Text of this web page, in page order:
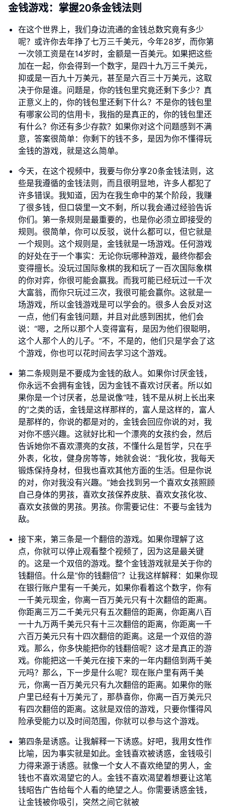
金钱游戏：掌握20条金钱法则
在这个世界上，我们身边流通的金钱总数究竟有多少
呢？或许你去年挣了七万三千美元，今年28岁，而你第
一次领工资是在14岁时，金额是一百美元。如果把这些
加在一起，你会得到一个数字，是四十九万三千美元，
抑或是一百九十万美元，甚至是六百三十万美元，这取
决于你是谁。问题是，你的钱包里究竟还剩下多少？真
正意义上的，你的钱包里还剩下什么？不是你的钱包里
有哪家公司的信用卡，我指的是真正的，你的钱包里还
有什么？你还有多少存款？如果你对这个问题感到不满
意，答案很简单：你剩下的钱不多，是因为你不懂得玩
金钱的游戏，就是这么简单。
今天，在这个视频中，我要与你分享20条金钱法则，这
些是我遵循的金钱法则，而且很明显地，许多人都犯了
许多错误。我知道，因为在我生命中的某个阶段，我赚
了很多钱，但口袋里一文不剩，所以我会通过经验告诉
你们。第一条规则是最重要的，也是你必须立即接受的
规则。很简单，你可以反驳，说什么都可以，但它就是
一个规则。这个规则是，金钱就是一场游戏。任何游戏
的好处在于一个事实：无论你玩哪种游戏，最终你都会
变得擅长。没玩过国际象棋的我和玩了一百次国际象棋
的你对弈，你很可能会赢我。而我可能已经玩过一千次
大富翁，而你只玩过三次，我很可能会赢你。这就是一
场游戏，所以金钱游戏是可以学会的。很多人会反对这
一点，他们有金钱问题，并且对此感到困扰，他们会
说：“嗯，之所以那个人变得富有，是因为他们很聪明，
这个人那个人的儿子。”不，不是的，他们只是学会了这
个游戏，你也可以花时间去学习这个游戏。
第二条规则是不要成为金钱的敌人。如果你讨厌金钱，
你永远不会拥有金钱，因为金钱不喜欢讨厌者。所以如
果你是一个讨厌者，总是说像“哇，钱不是从树上长出来
的”之类的话，金钱是这样那样的，富人是这样的，富人
是那样的，你说的都是对的，金钱会回应你说的对，我
对你不感兴趣。这就好比和一个漂亮的女孩约会，然后
告诉她你不喜欢漂亮的女孩，不懂什么是哲学，只在乎
外表，化妆，健身房等等，她就会说：“我化妆，我每天
锻炼保持身材，但我也喜欢其他方面的生活。但是你说
的对，你对我没有兴趣。”她会找到另一个喜欢女孩照顾
自己身体的男孩，喜欢女孩保养皮肤、喜欢女孩化妆、
喜欢女孩做的男孩。男孩。你需要记住：不要与金钱为
敌。
接下来，第三条是一个翻倍的游戏。如果你理解了这
点，你就可以停止观看整个视频了，因为这是最关键
的。这是一个双倍的游戏。整个金钱游戏就是关于你的
钱翻倍。什么是“你的钱翻倍”？让我这样解释：如果你现
在银行账户里有一千美元，如果你看着这个数字，你有
一千美元现金，你离一百万美元只有十次翻倍的距离。
你距离三万二千美元只有五次翻倍的距离，你距离八百
一十九万两千美元只有十三次翻倍的距离，你距离一千
六百万美元只有十四次翻倍的距离。这是一个双倍的游
戏。那么，你多快能把你的钱翻倍呢？这才是真正的游
戏。你能把这一千美元在接下来的一年内翻倍到两千美
元吗？那么，下一步是什么呢？现在账户里有两千美
元，你离一百万美元只有九次翻倍的距离。如果你的账
户里已经有十万美元了，那恭喜你，你离一百万美元只
有四次翻倍的距离。这就是双倍的游戏，只要你懂得风
险承受能力以及时间范围，你就可以参与这个游戏。
第四条是诱惑。让我解释一下诱惑。好吧，我用女性作
比喻，因为事实就是如此。金钱喜欢被诱惑，金钱吸引
力得来源于诱惑。就像一个女人不喜欢绝望的男人，金
钱也不喜欢渴望它的人。金钱不喜欢渴望着想要让这笔
钱昭告广告给每个人看的绝望之人。你需要诱惑金钱，
让金钱被你吸引，突然之间它就被